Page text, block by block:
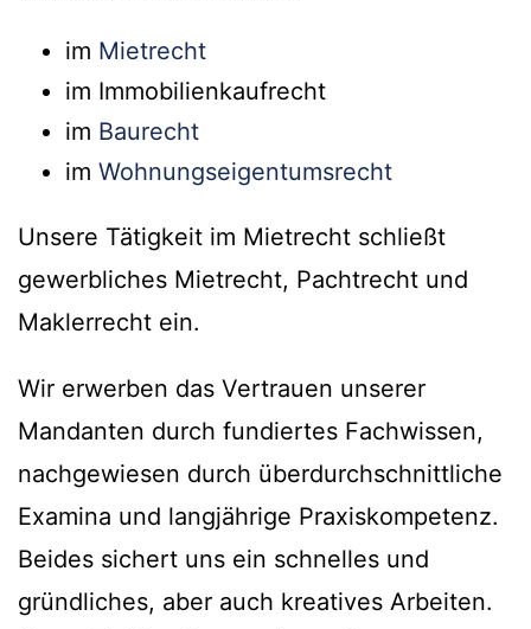
im Mietrecht
im Immobilienkaufrecht
im Baurecht
im Wohnungseigentumsrecht
Unsere Tätigkeit im Mietrecht schließt
gewerbliches Mietrecht, Pachtrecht und
Maklerrecht ein.
Wir erwerben das Vertrauen unserer
Mandanten durch fundiertes Fachwissen,
nachgewiesen durch überdurchschnittliche
Examina und langjährige Praxiskompetenz.
Beides sichert uns ein schnelles und
gründliches, aber auch kreatives Arbeiten.